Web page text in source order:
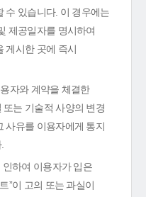
수 있습니다. 이 경우에는
제공일자를 명시하여
게시한 곳에 즉시
자와 계약을 체결한
는 기술적 사양의 변경
사유를 이용자에게 통지
하여 이용자가 입은
”이 고의 또는 과실이